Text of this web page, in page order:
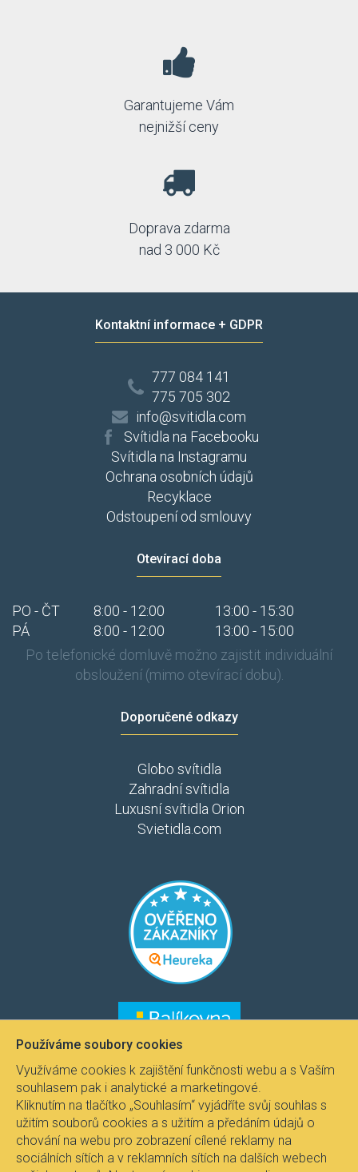
Garantujeme Vám
nejnižší ceny
Doprava zdarma
nad 3 000 Kč
Kontaktní informace + GDPR
777 084 141
775 705 302
info@svitidla.com
Svítidla na Facebooku
Svítidla na Instagramu
Ochrana osobních údajů
Recyklace
Odstoupení od smlouvy
Otevírací doba
PO - ČT 8:00 - 12:00
13:00 - 15:30
PÁ
8:00 - 12:00
13:00 - 15:00
Po telefonické domluvě možno zajistit individuální
obsloužení (mimo otevírací dobu).
Doporučené odkazy
Globo svítidla
Zahradní svítidla
Luxusní svítidla Orion
Svietidla.com
Používáme soubory cookies
Využíváme cookies k zajištění funkčnosti webu a s Vaším
souhlasem pak i analytické a marketingové.
Kliknutím na tlačítko „Souhlasím“ vyjádříte svůj souhlas s
užitím souborů cookies a s užitím a předáním údajů o
chování na webu pro zobrazení cílené reklamy na
sociálních sítích a v reklamních sítích na dalších webech